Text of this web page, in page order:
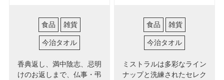
食品 雑貨
今治タオル
香典返し、満中陰志、忌明
けのお返しまで、仏事・弔
食品 雑貨
今治タオル
ミストラルは多彩なライン
ナップと洗練されたセレク